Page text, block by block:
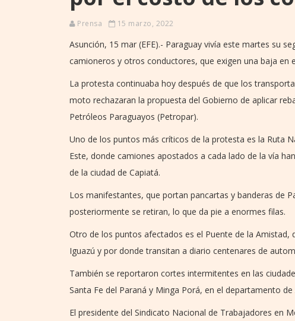
Prensa 15 marzo, 2022
Asunción, 15 mar (EFE).- Paraguay vivía este martes su
camioneros y otros conductores, que exigen una baja en
La protesta continuaba hoy después de que los
moto rechazaran la propuesta del Gobierno de aplicar
Petróleos Paraguayos (Petropar).
Uno de los puntos más críticos de la protesta es la Ruta
Este, donde camiones apostados a cada lado de la vía
de la ciudad de Capiatá.
Los manifestantes, que portan pancartas y banderas de
posteriormente se retiran, lo que da pie a enormes filas.
Otro de los puntos afectados es el Puente de la Amistad,
Iguazú y por donde transitan a diario centenares de
También se reportaron cortes intermitentes en las
Santa Fe del Paraná y Minga Porá, en el departamento
El presidente del Sindicato Nacional de Trabajadores en